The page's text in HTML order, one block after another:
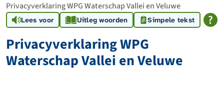
Privacyverklaring WPG Waterschap Vallei en Veluwe
Lees voor Uitleg woorden Simpele tekst
Privacyverklaring WPG
Waterschap Vallei en Veluwe